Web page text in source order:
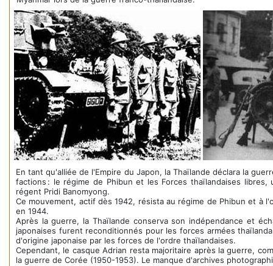
En tant qu'alliée de l'Empire du Japon, la Thaïlande déclara la
factions : le régime de Phibun et les Forces thaïlandaises
régent Pridi Banomyong.
Ce mouvement, actif dès 1942, résista au régime de Phibun et à
en 1944.
Après la guerre, la Thaïlande conserva son indépendance et
japonaises furent reconditionnés pour les forces armées
d'origine japonaise par les forces de l'ordre thaïlandaises.
Cependant, le casque Adrian resta majoritaire après la guerre,
la guerre de Corée (1950-1953). Le manque d'archives